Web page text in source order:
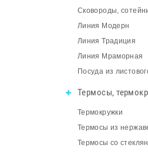
Сковороды,
Линия Модерн
Линия Традиция
Линия Мраморная
Посуда из
Термосы,
Термокружки
Термосы из
Термосы со